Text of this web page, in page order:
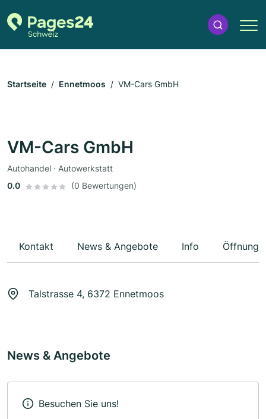
Startseite Ennetmoos VM-Cars GmbH
VM-Cars GmbH
Autohandel · Autowerkstatt
0.0
(0 Bewertungen)
Kontakt News & Angebote Info
Talstrasse 4, 6372 Ennetmoos
News & Angebote
Besuchen Sie uns!